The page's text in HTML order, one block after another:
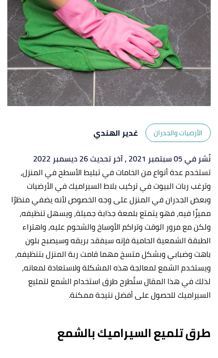
الأرضيات والجدران
غدير الهندي
نُشر في 05 سبتمبر 2021
، آخر تحديث 26 ديسمبر 2022
تستخدم عدة أنواع من الخامات في تبليط الأسطح في المنزل،
وترغب ربات البيوت في تركيب بلاط السيراميك في الأرضيات
وبعض الجدران في المنزل على وجه الخصوص لأنه يضفي منظرًا
مميزًا فيه، فهو يتمتع بلمعة جذابة جميلة، ويسهل تنظيفه،
ولكن مع مرور الوقت وتراكم الأوساخ والشحوم عليه، واهتراء
الطبقة الشمعية الحامية فإنه سيفقد بريقه وسيصبح بلون
باهت وضبابي وبشكل متسخ مهما قامت ربة المنزل بتنظيفه،
ويستخدم الشمع لمعالجة هذه المشكلة ولاستعادة لمعانه،
لذلك في هذا المقال ستُطرح طرق استخدام الشمع لتمليع
السيراميك للحصول على أفضل نتيجة ممكنة.
طرق تلميع السيراميك بالشمع